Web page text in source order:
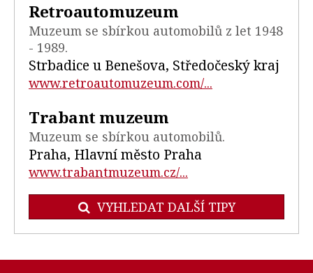
Retroautomuzeum
Muzeum se sbírkou automobilů z let 1948
- 1989.
Strbadice u Benešova, Středočeský kraj
www.retroautomuzeum.com/...
Trabant muzeum
Muzeum se sbírkou automobilů.
Praha, Hlavní město Praha
www.trabantmuzeum.cz/...
VYHLEDAT DALŠÍ TIPY